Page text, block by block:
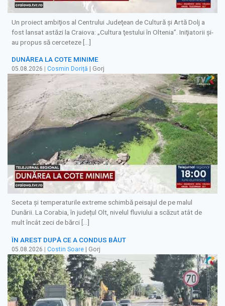
Un proiect ambiţios al Centrului Judeţean de Cultură şi Artă Dolj a
fost lansat astăzi la Craiova: „Cultura ţestului în Oltenia”. Iniţiatorii şi-
au propus să cerceteze […]
DUNĂREA LA COTE MINIME
05.08.2026 Cosmin Doriță | Gorj
Seceta și temperaturile extreme schimbă peisajul de pe malul
Dunării. La Corabia, în județul Olt, nivelul fluviului a scăzut atât de
mult încât zeci de bărci […]
ÎN AREST DUPĂ CE A CONDUS BĂUT
05.08.2026 | Costin Soare | Gorj